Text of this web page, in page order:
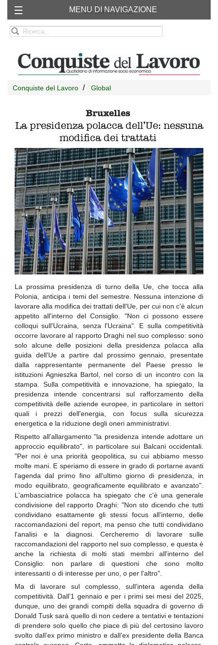
Chi siamo RSS
MENU DI NAVIGAZIONE
Conquiste del Lavoro Global
Bruxelles
La presidenza polacca dell’Ue: nessuna
modifica dei trattati
La prossima presidenza di turno della Ue, che tocca alla
Polonia, anticipa i temi del semestre. Nessuna intenzione di
lavorare alla modifica dei trattati dell'Ue, per cui non c'è alcun
appetito all'interno del Consiglio. "Non ci possono essere
colloqui sull'Ucraina, senza l'Ucraina". E sulla competitività
occorre lavorare al rapporto Draghi nel suo complesso: sono
solo alcune delle posizioni della presidenza polacca alla
guida dell'Ue a partire dal prossimo gennaio, presentate
dalla rappresentante permanente del Paese presso le
istituzioni Agnieszka Bartol, nel corso di un incontro con la
stampa. Sulla competitività e innovazione, ha spiegato, la
presidenza intende concentrarsi sul rafforzamento della
competitività delle aziende europee, in particolare in settori
quali i prezzi dell'energia, con focus sulla sicurezza
energetica e la riduzione degli oneri amministrativi.
Rispetto all'allargamento "la presidenza intende adottare un
approccio equilibrato", in particolare sui Balcani occidentali.
"Per noi è una priorità geopolitica, su cui abbiamo messo
molte mani. E speriamo di essere in grado di portarne avanti
l'agenda dal primo fino all'ultimo giorno di presidenza, in
modo equilibrato, geograficamente equilibrato e avanzato".
L'ambasciatrice polacca ha spiegato che c'è una generale
condivisione del rapporto Draghi: "Non sto dicendo che tutti
condividano esattamente gli stessi focus all'interno, delle
raccomandazioni del report, ma penso che tutti condividano
l'analisi e la diagnosi. Cercheremo di lavorare sulle
raccomandazioni del rapporto nel suo complesso, e questa è
anche la richiesta di molti stati membri all'interno del
Consiglio: non parlare di questioni che sono molto
interessanti o di interesse per uno, o per l'altro".
Ma di lavorare sul complesso, sull'intera agenda della
competitività. Dall’1 gennaio e per i primi sei mesi del 2025,
dunque, uno dei grandi compiti della squadra di governo di
Donald Tusk sarà quello di non cedere a tentativi e tentazioni
di prendere solo quello che piace di più del certosino lavoro
svolto dall’ex primo ministro e dall’ex presidente della Banca